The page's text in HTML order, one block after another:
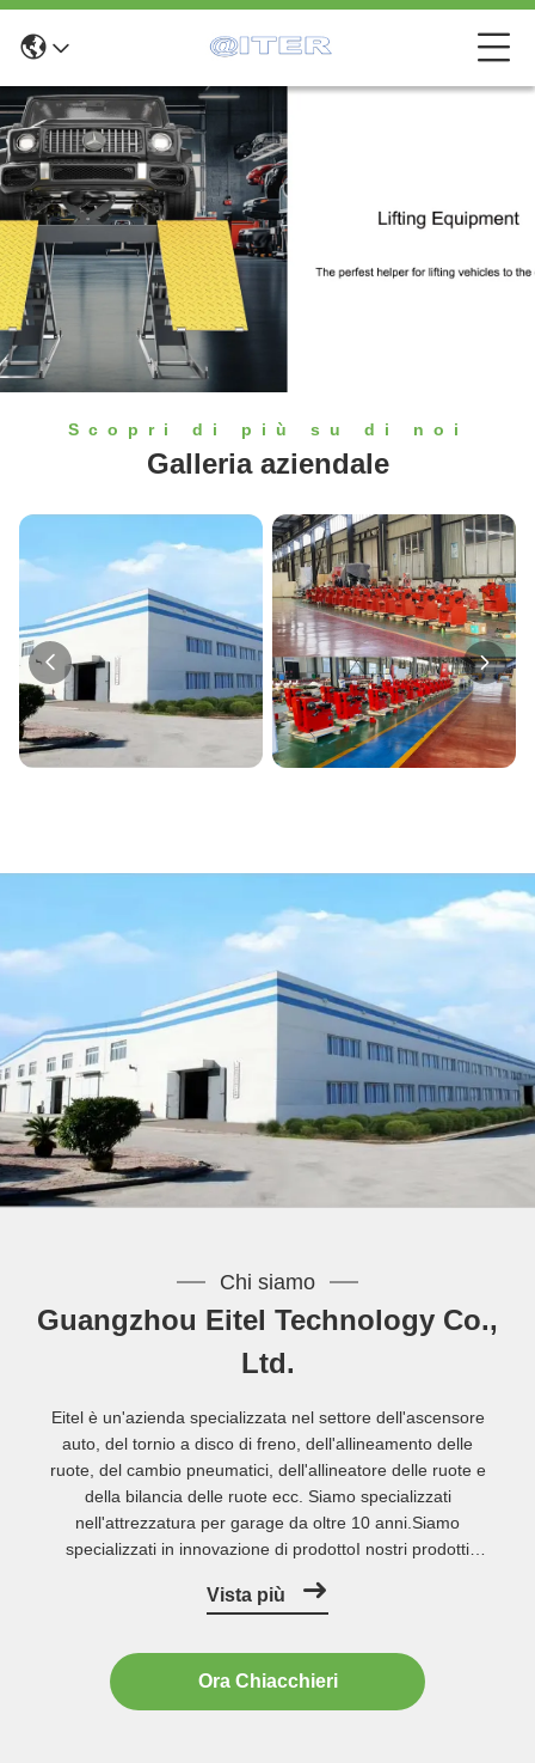
Scopri di più su di noi
Galleria aziendale
Chi siamo
Guangzhou Eitel Technology Co.,
Ltd.
Eitel è un'azienda specializzata nel settore dell'ascensore
auto, del tornio a disco di freno, dell'allineamento delle
ruote, del cambio pneumatici, dell'allineatore delle ruote e
della bilancia delle ruote ecc. Siamo specializzati
nell'attrezzatura per garage da oltre 10 anni.Siamo
specializzati in innovazione di prodottoI nostri prodotti
Nord e il Sud America, l'Africa, l'Australia, il Medio
Vista più
Ora Chiacchieri